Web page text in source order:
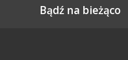
Bądź na bieżąco